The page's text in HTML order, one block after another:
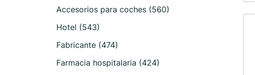
Accesorios para coches (560)
Hotel (543)
Fabricante (474)
Farmacia hospitalaria (424)